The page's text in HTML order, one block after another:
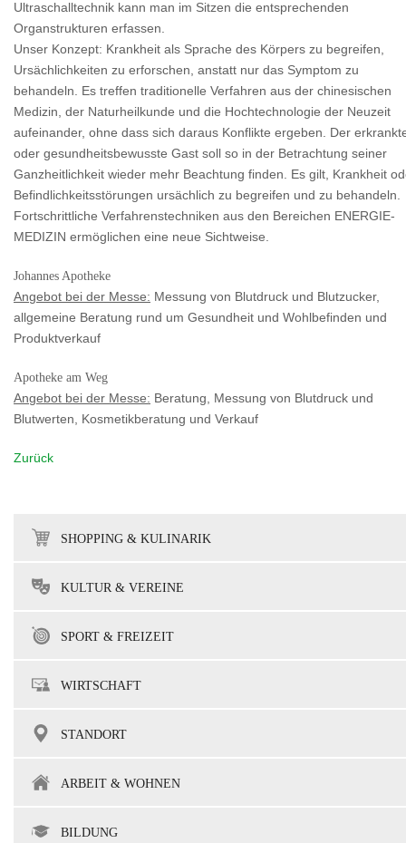
Ultraschalltechnik kann man im Sitzen die entsprechenden
Organstrukturen erfassen.
Unser Konzept: Krankheit als Sprache des Körpers zu begreifen,
Ursächlichkeiten zu erforschen, anstatt nur das Symptom zu
behandeln. Es treffen traditionelle Verfahren aus der chinesischen
Medizin, der Naturheilkunde und die Hochtechnologie der Neuzeit
aufeinander, ohne dass sich daraus Konflikte ergeben. Der
oder gesundheitsbewusste Gast soll so in der Betrachtung seiner
Ganzheitlichkeit wieder mehr Beachtung finden. Es gilt, Krankheit
Befindlichkeitsstörungen ursächlich zu begreifen und zu behandeln.
Fortschrittliche Verfahrenstechniken aus den Bereichen ENERGIE-
MEDIZIN ermöglichen eine neue Sichtweise.
Johannes Apotheke
Angebot bei der Messe: Messung von Blutdruck und Blutzucker,
allgemeine Beratung rund um Gesundheit und Wohlbefinden und
Produktverkauf
Apotheke am Weg
Angebot bei der Messe: Beratung, Messung von Blutdruck und
Blutwerten, Kosmetikberatung und Verkauf
Zurück
SHOPPING & KULINARIK
KULTUR & VEREINE
SPORT & FREIZEIT
WIRTSCHAFT
STANDORT
ARBEIT & WOHNEN
BILDUNG